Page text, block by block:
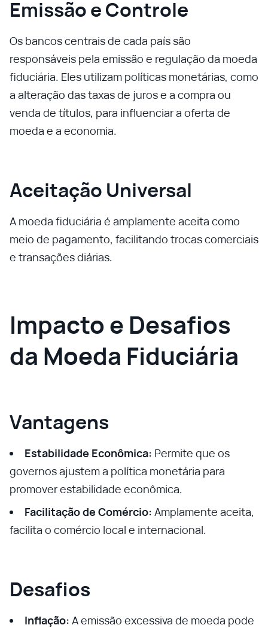
Emissão e Controle
Os bancos centrais de cada país são
responsáveis pela emissão e regulação da moeda
fiduciária. Eles utilizam políticas monetárias, como
a alteração das taxas de juros e a compra ou
venda de títulos, para influenciar a oferta de
moeda e a economia.
Aceitação Universal
A moeda fiduciária é amplamente aceita como
meio de pagamento, facilitando trocas comerciais
e transações diárias.
Impacto e Desafios
da Moeda Fiduciária
Vantagens
Estabilidade Econômica: Permite que os
governos ajustem a política monetária para
promover estabilidade econômica.
Facilitação de Comércio: Amplamente aceita,
facilita o comércio local e internacional.
Desafios
Inflação: A emissão excessiva de moeda pode